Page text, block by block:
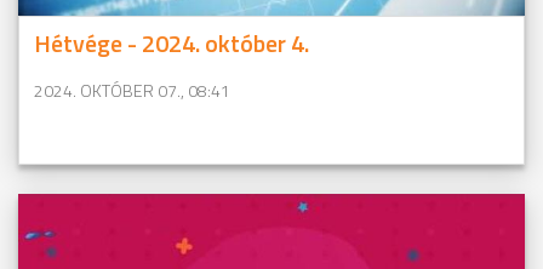
Hétvége - 2024. október 4.
2024. OKTÓBER 07., 08:41